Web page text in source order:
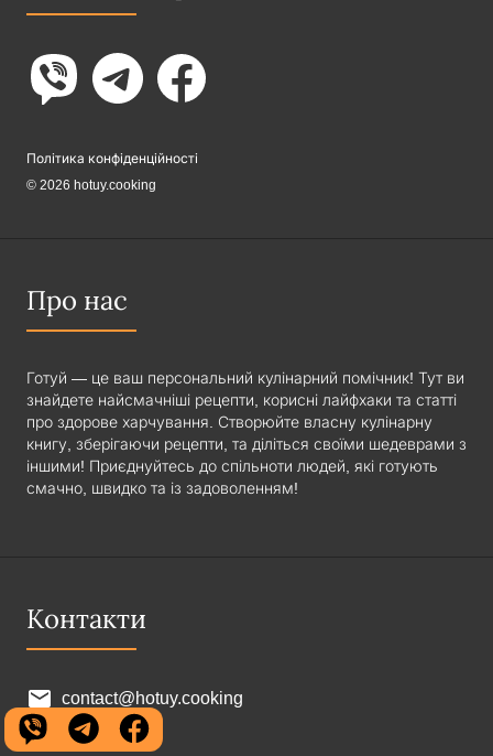
Політика конфіденційності
© 2026 hotuy.cooking
Про нас
Готуй — це ваш персональний кулінарний помічник! Тут ви
знайдете найсмачніші рецепти, корисні лайфхаки та статті
про здорове харчування. Створюйте власну кулінарну
книгу, зберігаючи рецепти, та діліться своїми шедеврами з
іншими! Приєднуйтесь до спільноти людей, які готують
смачно, швидко та із задоволенням!
Контакти
contact@hotuy.cooking